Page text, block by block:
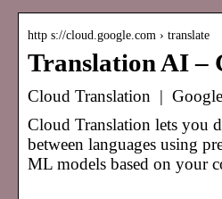
http s://cloud.google.com › translate
Translation AI –
Cloud Translation |
Cloud Translation lets you
between languages using
ML models based on your